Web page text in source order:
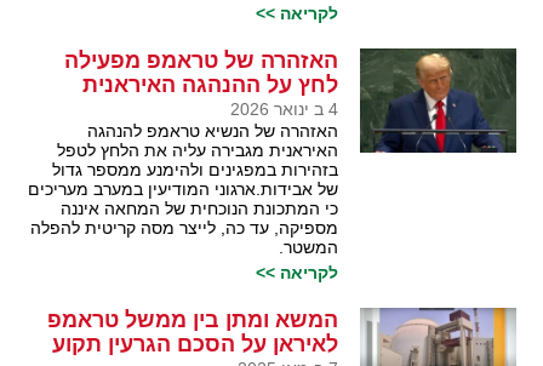
לקריאה >>
האזהרה של טראמפ מפעילה
לחץ על ההנהגה האיראנית
4 ב ינואר 2026
האזהרה של הנשיא טראמפ להנהגה
האיראנית מגבירה עליה את הלחץ לטפל
בזהירות במפגינים ולהימנע ממספר גדול
של אבידות.ארגוני המודיעין במערב מעריכים
כי המתכונת הנוכחית של המחאה איננה
מספיקה, עד כה, לייצר מסה קריטית להפלה
המשטר.
לקריאה >>
המשא ומתן בין ממשל טראמפ
לאיראן על הסכם הגרעין תקוע